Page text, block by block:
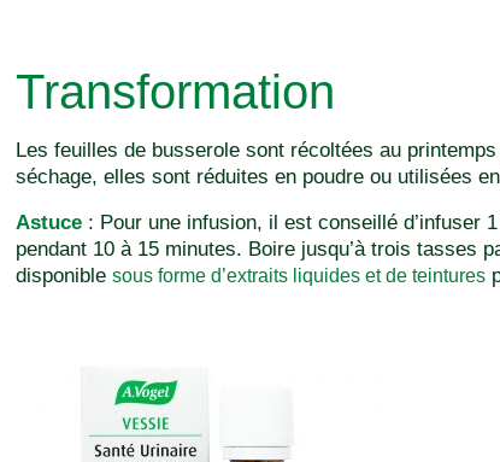
Transformation
Les feuilles de busserole sont récoltées au
séchage, elles sont réduites en poudre ou utilisées
Astuce: Pour une infusion, il est conseillé d’infuser
pendant 10 à 15 minutes. Boire jusqu’à trois tasses
disponible sous forme d’extraits liquides et de teintures